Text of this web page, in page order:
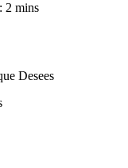
2 mins
Desees